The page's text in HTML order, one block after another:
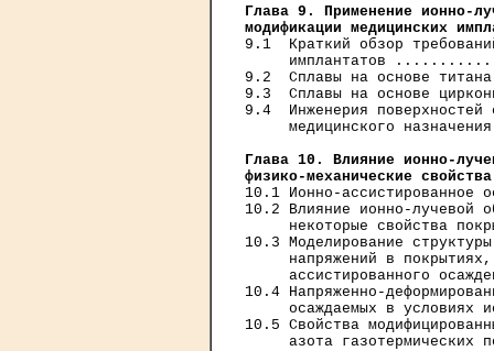
Глава 9. Применение ионно-
модификации медицинских
9.1  Краткий обзор
имплантатов
9.2  Сплавы на основе
9.3  Сплавы на основе
9.4  Инженерия поверхностей
медицинского
Глава 10. Влияние ионно-
физико-механические
10.1 Ионно-
10.2 Влияние ионно-лучевой
некоторые свойства
10.3 Моделирование
напряжений в
ассистированного
10.4 Напряженно-
осаждаемых в условиях
10.5 Свойства
азота газотермических